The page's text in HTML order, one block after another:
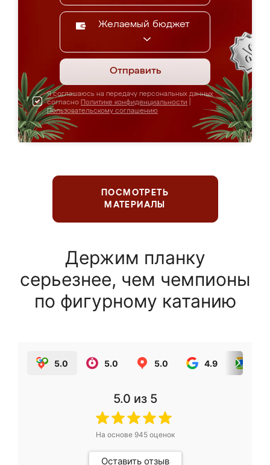
Желаемый бюджет
Отправить
Я соглашаюсь на передачу персональных данных
согласно Политике конфиденциальности
Пользовательскому соглашению
ПОСМОТРЕТЬ
МАТЕРИАЛЫ
Держим планку
серьезнее, чем чемпионы
по фигурному катанию
5.0 5.0 5.0 4.9
5.0 из 5
На основе 945оценок
Оставить отзыв